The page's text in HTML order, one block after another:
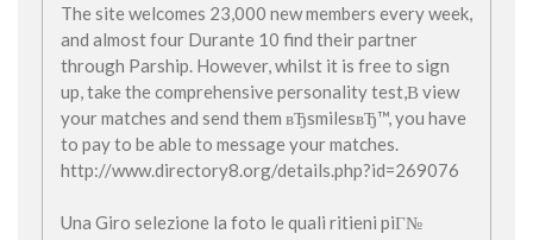
The site welcomes 23,000 new members every week,
and almost four Durante 10 find their partner
through Parship. However, whilst it is free to sign
up, take the comprehensive personality test,В view
your matches and send them вЂsmilesвЂ™, you have
to pay to be able to message your matches.
http://www.directory8.org/details.php?id=269076
Una Giro selezione la foto le quali ritieni piГ№